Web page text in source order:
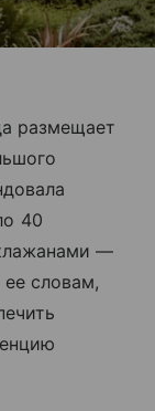
размещает
40
—
словам,